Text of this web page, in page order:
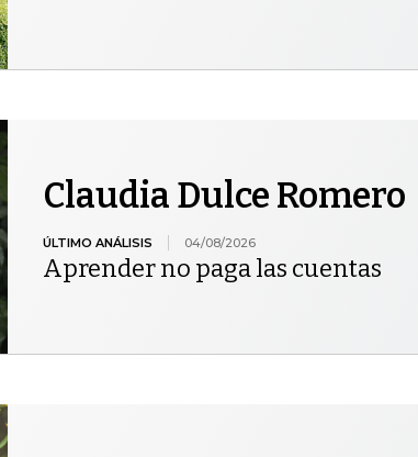
Claudia Dulce Romero
ÚLTIMO ANÁLISIS 04/08/2026
Aprender no paga las cuentas